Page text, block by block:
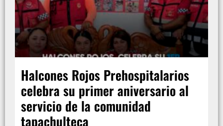
Halcones Rojos Prehospitalarios
celebra su primer aniversario al
servicio de la comunidad
tapachulteca